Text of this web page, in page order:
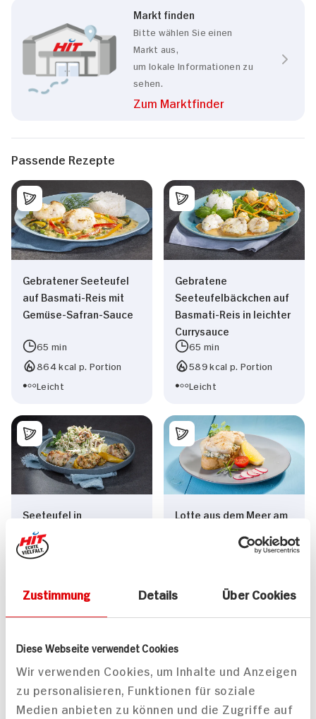
Zustimmung Details Über Cookies
Diese Webseite verwendet Cookies
Wir verwenden Cookies, um Inhalte und Anzeigen
zu personalisieren, Funktionen für soziale
Medien anbieten zu können und die Zugriffe auf
Markt finden
Bitte wählen Sie einen
Markt aus,
um lokale Informationen zu
sehen.
Zum Marktfinder
Passende Rezepte
Gebratener Seeteufel
auf Basmati-Reis mit
Gemüse-Safran-Sauce
65 min
864 kcal p. Portion
Leicht
Gebratene
Seeteufelbäckchen auf
Basmati-Reis in leichter
Currysauce
65 min
589 kcal p. Portion
Leicht
Seeteufel in
Kräuterbutter
geschmort mit Sellerie-
803 kcal p. Portion
Mittel
Lotte aus dem Meer am
1.098 kcal p. Portion
Leicht